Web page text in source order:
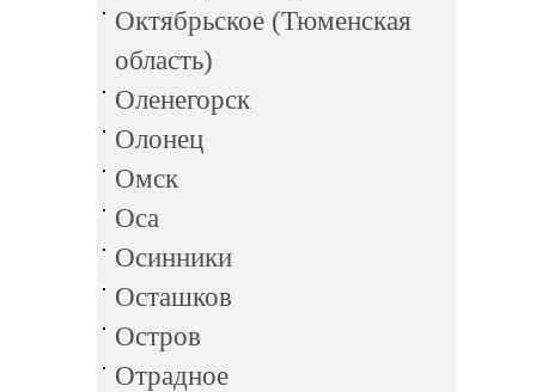
Октябрьское (Тюменская
область)
Оленегорск
Олонец
Омск
Оса
Осинники
Осташков
Остров
Отрадное